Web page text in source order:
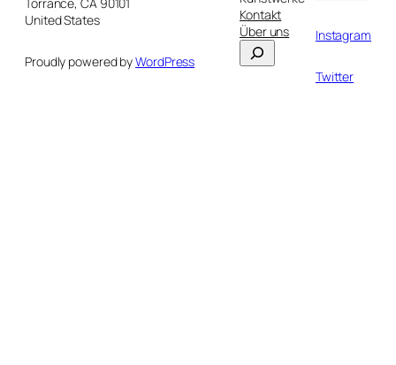
Torrance, CA 90101
United States
Proudly powered byWordPress
Kontakt
Über uns
Suchen
Instagram
Twitter